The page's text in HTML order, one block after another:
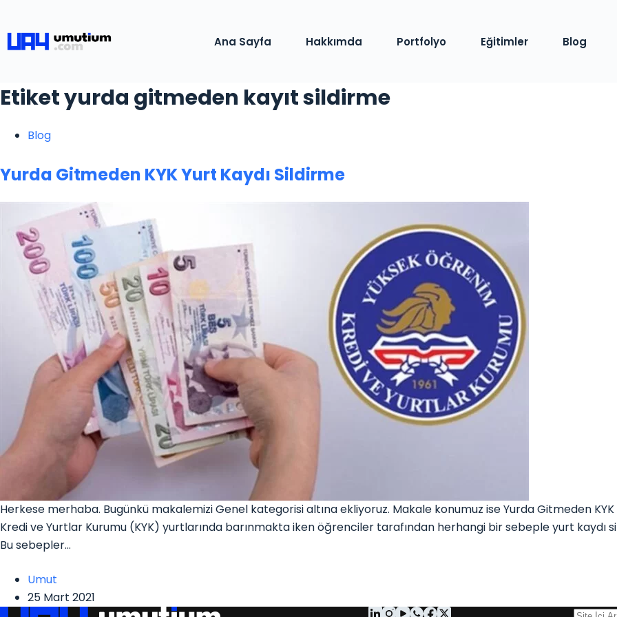
Ana Sayfa Hakkımda Portfolyo Eğitimler Blog
Etiketyurda gitmeden kayıt sildirme
Blog
Yurda Gitmeden KYK Yurt Kaydı Sildirme
Herkese merhaba. Bugünkü makalemizi Genel kategorisi altına ekliyoruz. Makale konumuz ise Yurda Gitmeden KYK
Kredi ve Yurtlar Kurumu (KYK) yurtlarında barınmakta iken öğrenciler tarafından herhangi bir sebeple yurt kaydı
Bu sebepler…
Umut
25 Mart 2021